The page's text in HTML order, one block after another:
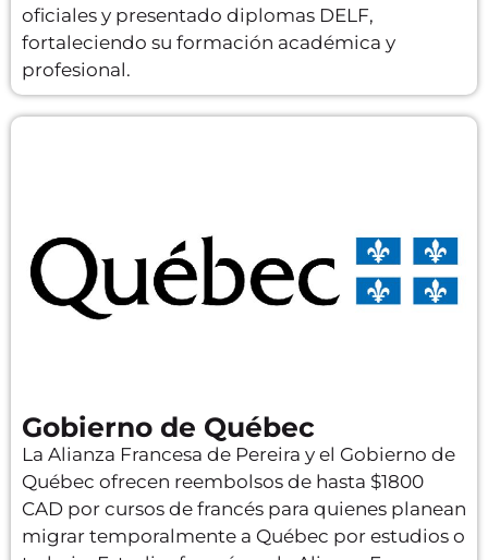
oficiales y presentado diplomas DELF,
fortaleciendo su formación académica y
profesional.
Gobierno de Québec
La Alianza Francesa de Pereira y el Gobierno de
Québec ofrecen reembolsos de hasta $1800
CAD por cursos de francés para quienes planean
migrar temporalmente a Québec por estudios o